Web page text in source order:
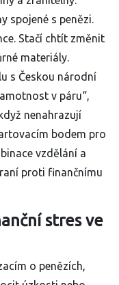
spojené s penězi.
Stačí chtít změnit
materiály.
s Českou národní
v páru“,
nenahrazují
bodem pro
vzdělání a
proti finančnímu
stres ve
o penězích,